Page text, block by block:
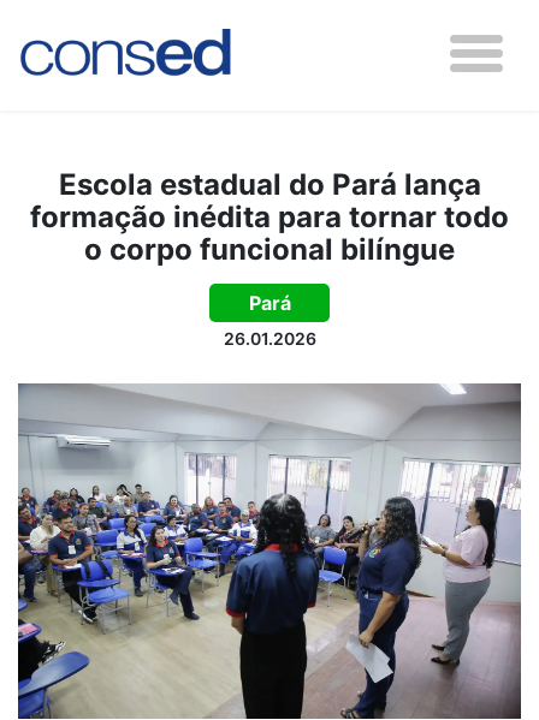
Escola estadual do Pará lança
formação inédita para tornar todo
o corpo funcional bilíngue
Pará
26.01.2026